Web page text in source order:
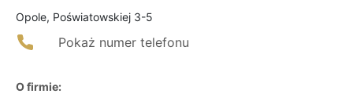
Opole, Poświatowskiej 3-5
Pokaż numer telefonu
O firmie: